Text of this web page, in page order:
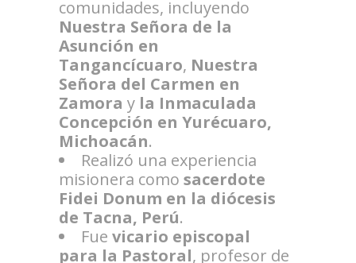
comunidades, incluyendo
Nuestra Señora de la
Asunción en
Tangancícuaro, Nuestra
Señora del Carmen en
Zamora y la Inmaculada
Concepción en Yurécuaro,
Michoacán.
Realizó una experiencia
misionera como sacerdote
Fidei Donum en la diócesis
de Tacna, Perú.
Fue vicario episcopal
para la Pastoral, profesor de